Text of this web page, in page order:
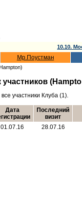
10.10.
Мр.Поустман
участников
участники Клуба (1).
Дата
Последний
визит
01.07.16 28.07.16